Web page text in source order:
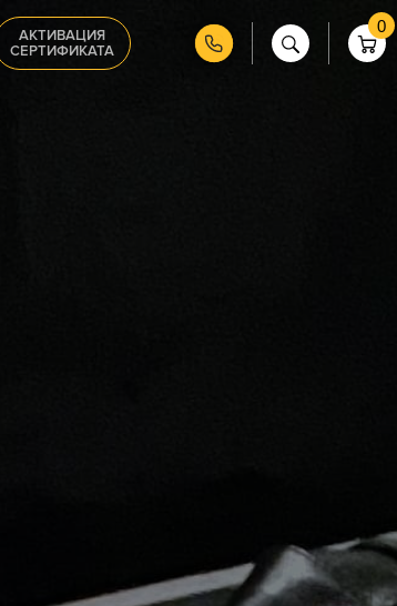
АКТИВАЦИЯ
СЕРТИФИКАТА
0